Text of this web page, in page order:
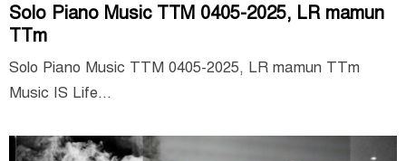
Solo Piano Music TTM 0405-2025, LR mamun
TTm
Solo Piano Music TTM 0405-2025, LR mamun TTm
Music IS Life...